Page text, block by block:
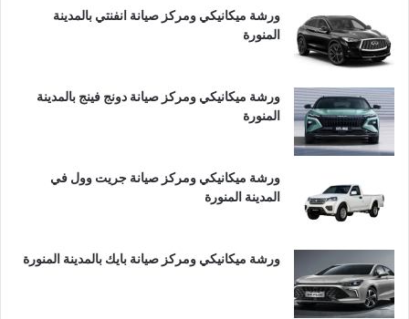
ورشة ميكانيكي ومركز صيانة انفنتي بالمدينة
المنورة
ورشة ميكانيكي ومركز صيانة دونج فينج بالمدينة
المنورة
ورشة ميكانيكي ومركز صيانة جريت وول في
المدينة المنورة
ورشة ميكانيكي ومركز صيانة بايك بالمدينة المنورة